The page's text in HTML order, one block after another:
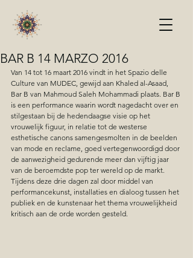
BAR B 14 MARZO 2016
Van 14 tot 16 maart 2016 vindt in het Spazio delle
Culture van MUDEC, gewijd aan Khaled al-Asaad,
Bar B van Mahmoud Saleh Mohammadi plaats. Bar B
is een performance waarin wordt nagedacht over en
stilgestaan bij de hedendaagse visie op het
vrouwelijk figuur, in relatie tot de westerse
esthetische canons samengesmolten in de beelden
van mode en reclame, goed vertegenwoordigd door
de aanwezigheid gedurende meer dan vijftig jaar
van de beroemdste pop ter wereld op de markt.
Tijdens deze drie dagen zal door middel van
performancekunst, installaties en dialoog tussen het
publiek en de kunstenaar het thema vrouwelijkheid
kritisch aan de orde worden gesteld.